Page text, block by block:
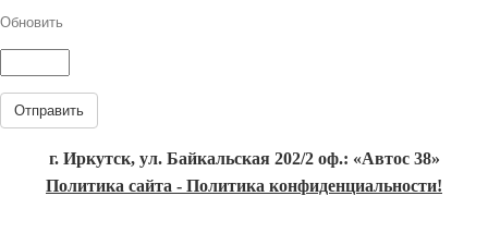
Обновить
Отправить
г. Иркутск, ул. Байкальская 202/2 оф.: «Автос 38»
Политика сайта - Политика конфиденциальности!